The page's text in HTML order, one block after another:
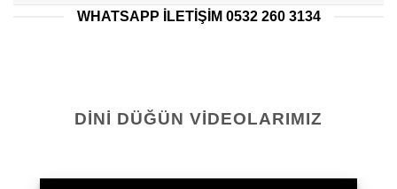
WHATSAPP ILETIŞIM 0532 260 3134
DINI DÜĞÜN VIDEOLARIMIZ